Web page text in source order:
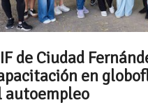
de Ciudad
en
autoempleo